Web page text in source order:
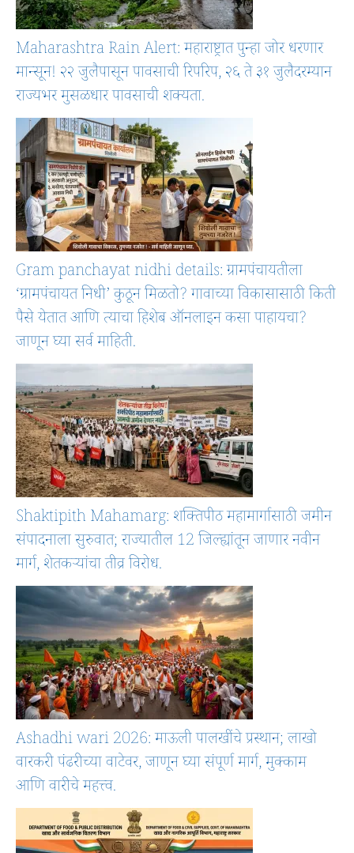
Maharashtra Rain Alert: महाराष्ट्रात पुन्हा जोर धरणार
मान्सून! २२ जुलैपासून पावसाची रिपरिप, २६ ते ३१ जुलैदरम्यान
राज्यभर मुसळधार पावसाची शक्यता.
Gram panchayat nidhi details: ग्रामपंचायतीला
‘ग्रामपंचायत निधी’ कुठून मिळतो? गावाच्या विकासासाठी किती
पैसे येतात आणि त्याचा हिशेब ऑनलाइन कसा पाहायचा?
जाणून घ्या सर्व माहिती.
Shaktipith Mahamarg: शक्तिपीठ महामार्गासाठी जमीन
संपादनाला सुरुवात; राज्यातील 12 जिल्ह्यांतून जाणार नवीन
मार्ग, शेतकऱ्यांचा तीव्र विरोध.
Ashadhi wari 2026: माऊली पालखींचे प्रस्थान; लाखो
वारकरी पंढरीच्या वाटेवर, जाणून घ्या संपूर्ण मार्ग, मुक्काम
आणि वारीचे महत्त्व.